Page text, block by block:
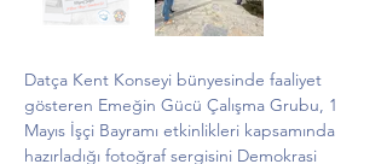
Datça Kent Konseyi bünyesinde faaliyet
gösteren Emeğin Gücü Çalışma Grubu, 1
Mayıs İşçi Bayramı etkinlikleri kapsamında
hazırladığı fotoğraf sergisini Demokrasi